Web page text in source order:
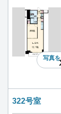
写真を
322号室